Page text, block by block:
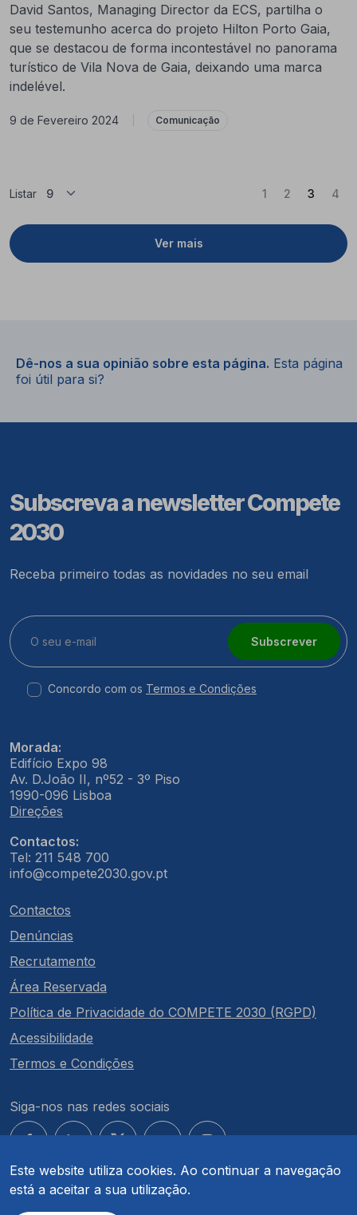
Este website utiliza cookies. Ao continuar a navegação
está a aceitar a sua utilização.
David Santos, Managing Director da ECS, partilha o
seu testemunho acerca do projeto Hilton Porto Gaia,
que se destacou de forma incontestável no panorama
turístico de Vila Nova de Gaia, deixando uma marca
indelével.
9 de Fevereiro 2024 Comunicação
Listar
Ver mais
1 2 3(Atual)
4
Dê-nos a sua opinião sobre esta página. Esta página
foi útil para si?
Subscreva a newsletter Compete
2030
Receba primeiro todas as novidades no seu email
Subscrever
Concordo com os Termos e Condições
Morada:
Edifício Expo 98
Av. D.João II, nº52 - 3º Piso
1990-096 Lisboa
Direções
Contactos:
Tel: 211 548 700
info@compete2030.gov.pt
Contactos
Denúncias
Recrutamento
Área Reservada
Política de Privacidade do COMPETE 2030 (RGPD)
Acessibilidade
Termos e Condições
Siga-nos nas redes sociais